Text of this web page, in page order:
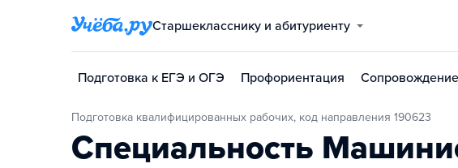
Старшекласснику и абитуриенту
Подготовка к ЕГЭ и ОГЭ Профориентация
Подготовка квалифицированных рабочих, код направления 190623
Специальность